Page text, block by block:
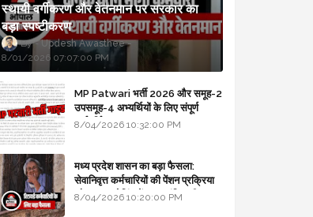
स्थायी वर्गीकरण और वेतनमान पर सरकार का
बड़ा स्पष्टीकरण
Updesh Awasthee
8/01/2026 07:07:00 PM
MP Patwari भर्ती 2026 और समूह-2
उपसमूह-4 अभ्यर्थियों के लिए संपूर्ण
मार्गदर्शिका
8/04/2026 10:32:00 PM
मध्य प्रदेश शासन का बड़ा फैसला:
सेवानिवृत्त कर्मचारियों की पेंशन प्रक्रिया
और बजट कोडिंग में हुए क्रांतिकारी
8/04/2026 10:20:00 PM